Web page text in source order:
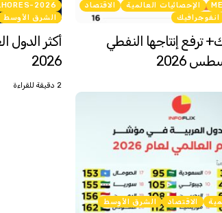
الإحصائيات العالمية
الاقتصاد
انفوجرافيك
ترفع إنتاجها النفطي
2026
2026
الشرق الأوسط
أكثر الدول
2026
2 دقيقة للقراءة
الاقتصاد الشرق الأوسط